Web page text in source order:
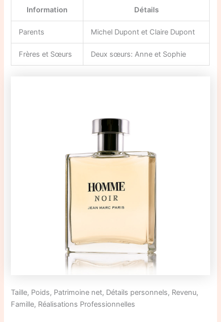
Information Détails
Parents Michel Dupont et Claire Dupont
Frères et Sœurs Deux sœurs: Anne et Sophie
Taille, Poids, Patrimoine net, Détails personnels, Revenu,
Famille, Réalisations Professionnelles